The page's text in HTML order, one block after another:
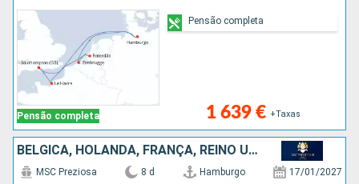
Pensão completa 1 639 € +Taxas
Pensão completa
BÉLGICA, HOLANDA, FRANÇA, REINO UNIDO, ALEMANHA
MSC Preziosa 8 d Hamburgo 17/01/2027